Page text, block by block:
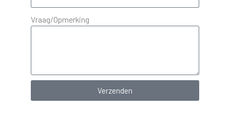
Vraag/Opmerking
Verzenden